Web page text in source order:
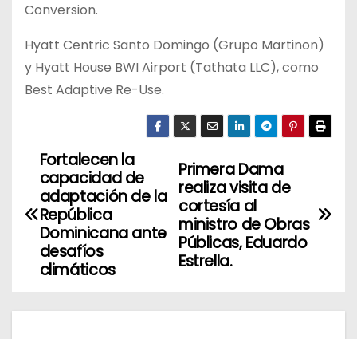
Conversion.
Hyatt Centric Santo Domingo (Grupo Martinon)
y Hyatt House BWI Airport (Tathata LLC), como
Best Adaptive Re-Use.
N
a
Primera Dama
realiza visita de
cortesía al
ministro de Obras
Públicas, Eduardo
Estrella.
Fortalecen la
capacidad de
adaptación de la
República
Dominicana ante
desafíos
climáticos